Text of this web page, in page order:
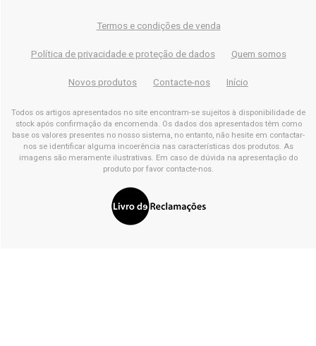
Termos e condições de venda
Política de privacidade e proteção de dados Quem somos
Novos produtos Contacte-nos Início
Todos os artigos apresentados no site encontram-se sujeitos à disponibilidade de
stock após confirmação da encomenda. Os dados dos apresentados têm como
base os valores presentes no nosso sistema, no entanto, não hesite em contactar-
nos se identificar alguma incoerência nas características dos produtos. As
imagens são meramente ilustrativas. Em caso de dúvida na apresentação do
produto por favor contacte-nos.